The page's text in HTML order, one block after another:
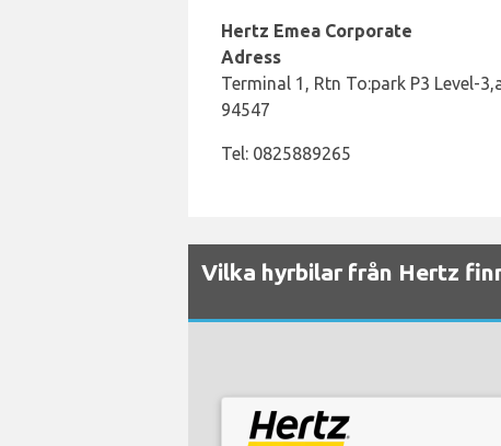
Hertz Emea Corporate
Adress
Terminal 1, Rtn To:park P3 Level-
94547
Tel: 0825889265
Vilka hyrbilar från Hertz